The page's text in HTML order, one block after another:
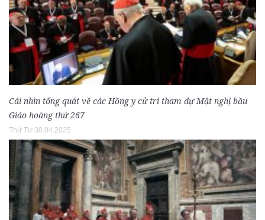
Cái nhìn tổng quát về các Hồng y cử tri tham dự Mật nghị bầu
Giáo hoàng thứ 267
Thứ Tư 30.04.2025